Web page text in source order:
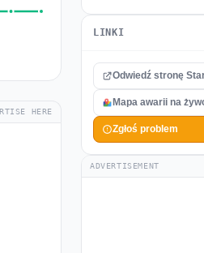
HERE
LINKI
Odwiedź stronę
Mapa awarii na
Zgłoś problem
ADVERTISEMENT